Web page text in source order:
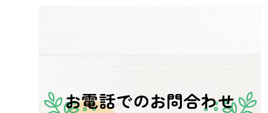
お電話でのお問合わせ